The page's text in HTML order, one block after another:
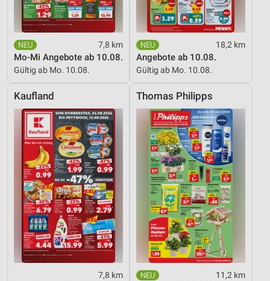
7,8 km
Mo-Mi Angebote ab 10.08.
Gültig ab Mo. 10.08.
18,2 km
Angebote ab 10.08.
Gültig ab Mo. 10.08.
Kaufland
7,8 km
Thomas Philipps
11,2 km